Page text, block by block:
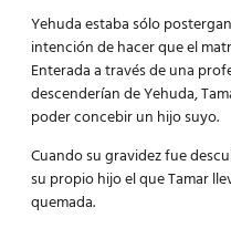
Yehuda estaba sólo
intención de hacer que el
Enterada a través de una
descenderían de Yehuda,
poder concebir un hijo suyo.
Cuando su gravidez fue
su propio hijo el que Tamar
quemada.